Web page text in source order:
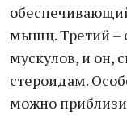
мышц. Третий –
мускулов, и он,
стероидам.
можно